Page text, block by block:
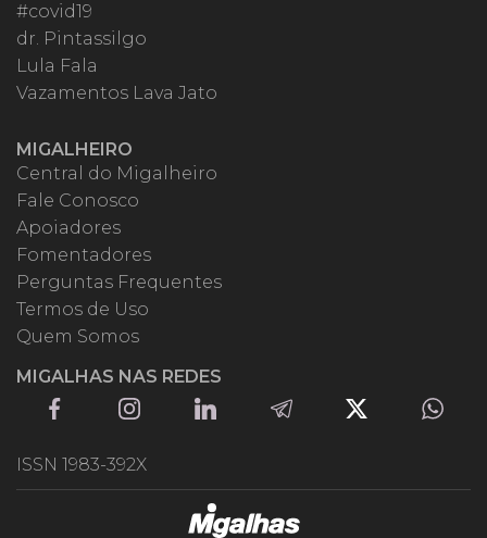
#covid19
dr. Pintassilgo
Lula Fala
Vazamentos Lava Jato
MIGALHEIRO
Central do Migalheiro
Fale Conosco
Apoiadores
Fomentadores
Perguntas Frequentes
Termos de Uso
Quem Somos
MIGALHAS NAS REDES
ISSN 1983-392X